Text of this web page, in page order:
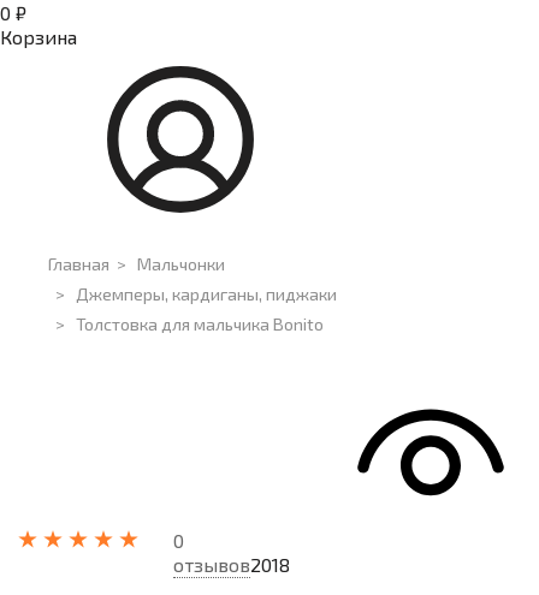
0 ₽
Корзина
Главная > Мальчонки
>
Джемперы, кардиганы, пиджаки
> Толстовка для мальчика Bonito
0
отзывов2018